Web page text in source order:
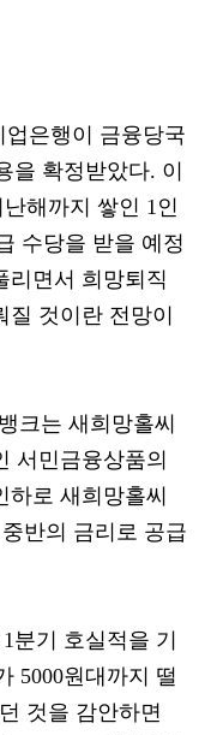
은행이 금융당국
을 확정받았다. 이
해까지 쌓인 1인
수당을 받을 예정
리면서 희망퇴직
것이란 전망이
크는 새희망홀씨
서민금융상품의
로 새희망홀씨
반의 금리로 공급
분기 호실적을 기
5000원대까지 떨
것을 감안하면